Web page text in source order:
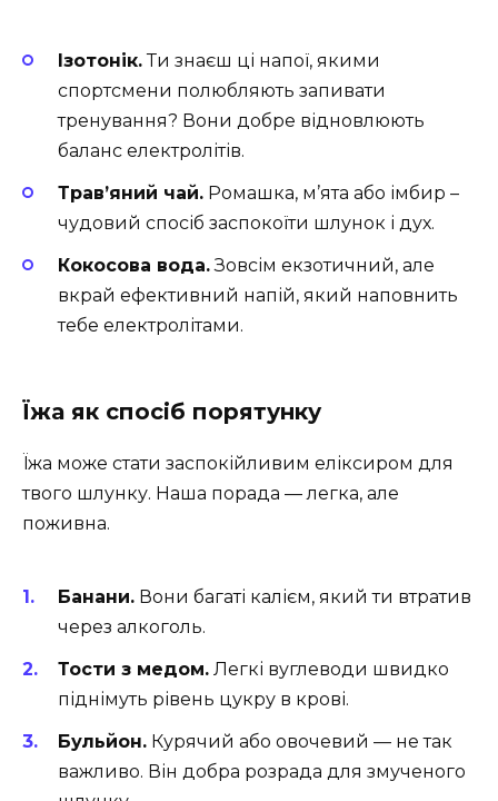
Ізотонік.Ти знаєш ці напої, якими
спортсмени полюбляють запивати
тренування? Вони добре відновлюють
баланс електролітів.
Трав’яний чай. Ромашка, м’ята або імбир –
чудовий спосіб заспокоїти шлунок і дух.
Кокосова вода.Зовсім екзотичний, але
вкрай ефективний напій, який наповнить
тебе електролітами.
Їжа як спосіб порятунку
Їжа може стати заспокійливим еліксиром для
твого шлунку. Наша порада — легка, але
поживна.
Банани. Вони багаті калієм, який ти втратив
через алкоголь.
Тости з медом. Легкі вуглеводи швидко
піднімуть рівень цукру в крові.
Бульйон. Курячий або овочевий — не так
важливо. Він добра розрада для змученого